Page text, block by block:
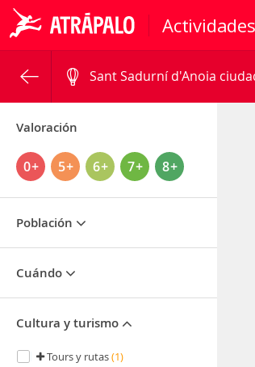
Actividades
Sant Sadurní d'Anoia
Valoración
0+ 5+ 6+ 7+ 8+
Población
Cuándo
Cultura y turismo
Tours y rutas(1)